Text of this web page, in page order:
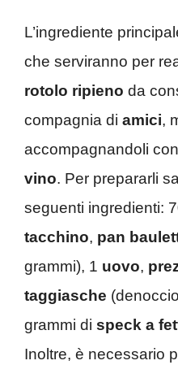
L’ingrediente
che serviranno per
rotolo ripieno da
compagnia di amici,
accompagnandoli
vino. Per prepararli
seguenti ingredienti:
tacchino, pan
grammi), 1 uovo,
taggiasche
grammi di speck a
Inoltre, è necessario